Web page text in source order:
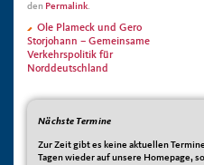
den Permalink.
Ole Plameck und Gero
Storjohann – Gemeinsame
Verkehrspolitik für
Norddeutschland
Nächste Termine
Zur Zeit gibt es keine aktuellen
Tagen wieder auf unsere Homepage,